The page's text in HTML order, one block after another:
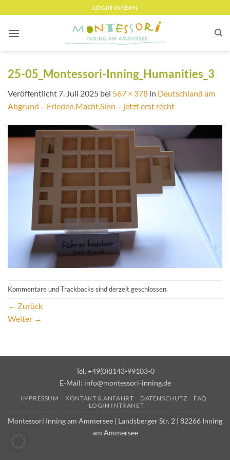
springen
LOGIN INTERN
25-05_Montessori-Inning_Humanities_3
Veröffentlicht 7. Juli 2025 bei 567 × 378 in Deutschland am
Abgrund – Frieden.Macht.Sinn – jetzt erst recht
Kommentare und Trackbacks sind derzeit geschlossen.
← Zurück
Weiter →
Tel. +49(0)8143-99103-0
E-Mail: info@montessori-inning.de
IMPRESSUM KONTAKT & ANFAHRT DATENSCHUTZ
FAQ
LOGIN INTRANET
Montessori Inning am Ammersee | Landsberger Str. 2 | 82266 Inning
am Ammersee